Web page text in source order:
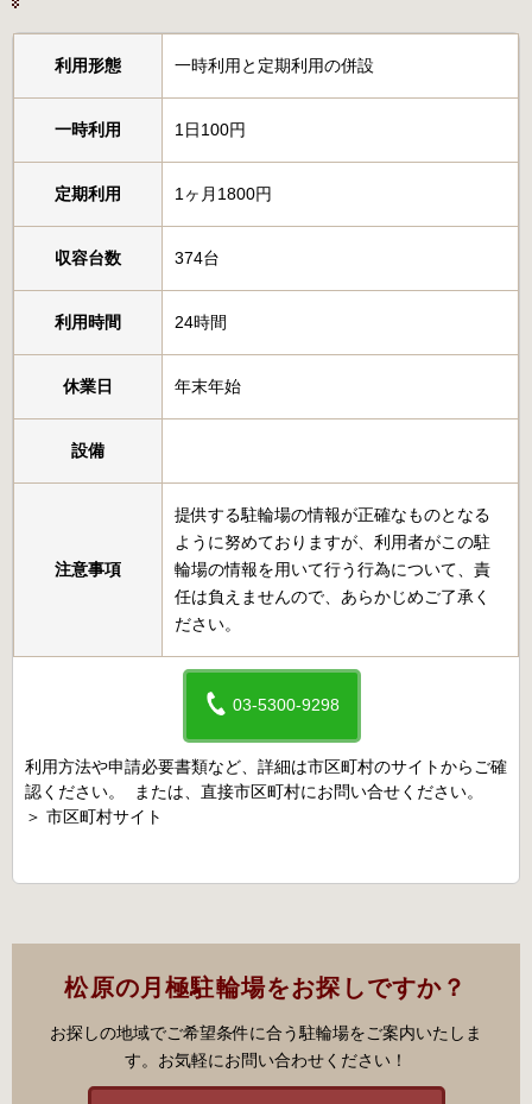
利用形態 一時利用と定期利用の併設
一時利用 1日100円
定期利用 1ヶ月1800円
収容台数 374台
利用時間 24時間
休業日 年末年始
設備
注意事項
提供する駐輪場の情報が正確なものとなる
ように努めておりますが、利用者がこの駐
輪場の情報を用いて行う行為について、責
任は負えませんので、あらかじめご了承く
ださい。
03-5300-9298
利用方法や申請必要書類など、詳細は市区町村のサイトからご確
認ください。 または、直接市区町村にお問い合せください。
＞ 市区町村サイト
松原の月極駐輪場をお探しですか？
お探しの地域でご希望条件に合う駐輪場をご案内いたしま
す。お気軽にお問い合わせください！